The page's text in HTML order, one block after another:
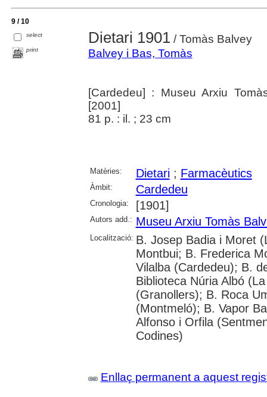
9 / 10
select
print
Dietari 1901/ Tomàs Balvey
Balvey i Bas, Tomàs
[Cardedeu] : Museu Arxiu
[2001]
81 p. : il. ; 23 cm
Matèries: Dietari; Farmacèutics
Àmbit: Cardedeu
Cronologia: [1901]
Autors add.: Museu Arxiu Tomàs
Localització: B. Josep Badia i Moret
Montbui; B. Frederica
Vilalba (Cardedeu); B.
Biblioteca Núria Albó
(Granollers); B. Roca
(Montmeló); B. Vapor
Alfonso i Orfila
Codines)
Enllaç permanent a aquest